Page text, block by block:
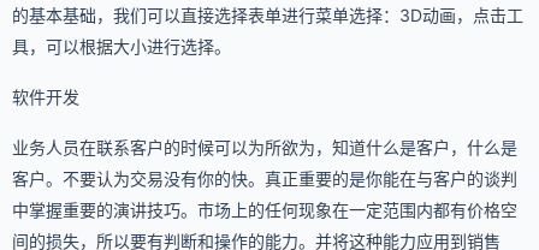
的基本基础，我们可以直接选择表单进行菜单选择：3D动画，点击工
具，可以根据大小进行选择。
软件开发
业务人员在联系客户的时候可以为所欲为，知道什么是客户，什么是
客户。不要认为交易没有你的快。真正重要的是你能在与客户的谈判
中掌握重要的演讲技巧。市场上的任何现象在一定范围内都有价格空
间的损失，所以要有判断和操作的能力。并将这种能力应用到销售